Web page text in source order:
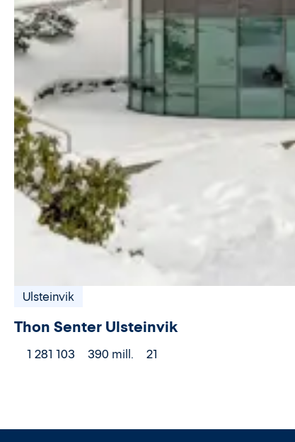
Ulsteinvik
Thon Senter Ulsteinvik
1 281 103 390 mill. 21